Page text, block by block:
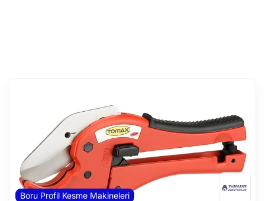
Boru Profil Kesme Makineleri